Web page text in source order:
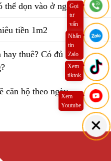
thể dọn vào ở ngay?
tiền 1m2
thuê? Có đủ chỗ
căn hộ theo ngày
Gọi
tư
vấn
ngay
Nhắn
tin
Zalo
Xem
tiktok
Xem
Youtube